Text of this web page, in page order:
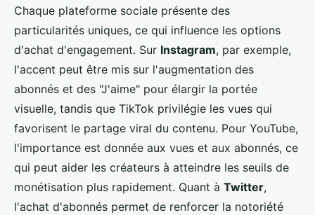
Chaque plateforme sociale présente des
particularités uniques, ce qui influence les options
d'achat d'engagement. Sur Instagram, par exemple,
l'accent peut être mis sur l'augmentation des
abonnés et des "J'aime" pour élargir la portée
visuelle, tandis que TikTok privilégie les vues qui
favorisent le partage viral du contenu. Pour YouTube,
l'importance est donnée aux vues et aux abonnés, ce
qui peut aider les créateurs à atteindre les seuils de
monétisation plus rapidement. Quant à Twitter,
l'achat d'abonnés permet de renforcer la notoriété